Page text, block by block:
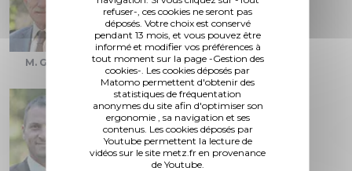
refuser-, ces cookies ne seront pas
déposés. Votre choix est conservé
pendant 13 mois, et vous pouvez être
informé et modifier vos préférences à
tout moment sur la page -Gestion des
cookies-. Les cookies déposés par
Matomo permettent d'obtenir des
statistiques de fréquentation
anonymes du site afin d'optimiser son
ergonomie , sa navigation et ses
contenus. Les cookies déposés par
Youtube permettent la lecture de
vidéos sur le site metz.fr en provenance
de Youtube.
M. Gros Mme. Kaucic M. Krausener